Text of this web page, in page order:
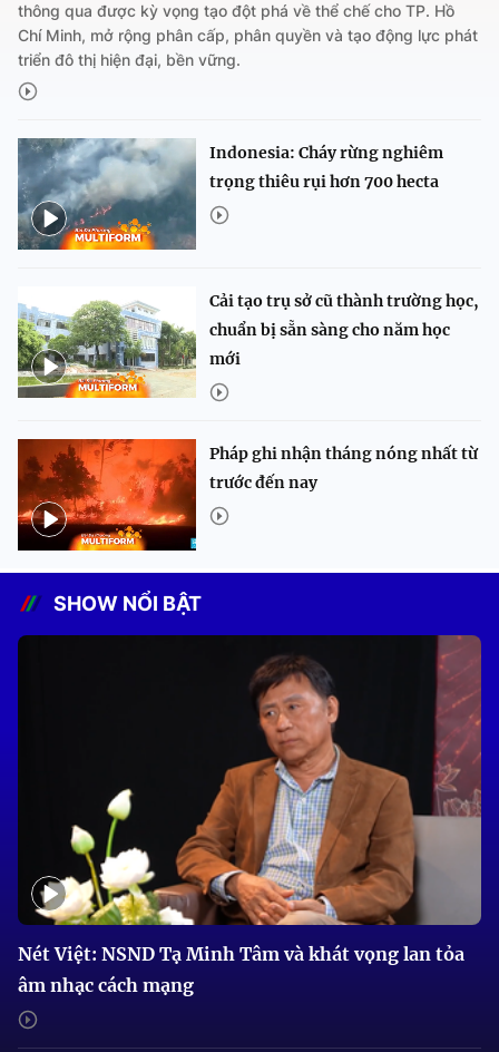
thông qua được kỳ vọng tạo đột phá về thể chế cho TP. Hồ
Chí Minh, mở rộng phân cấp, phân quyền và tạo động lực phát
triển đô thị hiện đại, bền vững.
Indonesia: Cháy rừng nghiêm
trọng thiêu rụi hơn 700 hecta
Cải tạo trụ sở cũ thành trường học,
chuẩn bị sẵn sàng cho năm học
mới
Pháp ghi nhận tháng nóng nhất từ
trước đến nay
SHOW NỔI BẬT
Nét Việt: NSND Tạ Minh Tâm và khát vọng lan tỏa
âm nhạc cách mạng